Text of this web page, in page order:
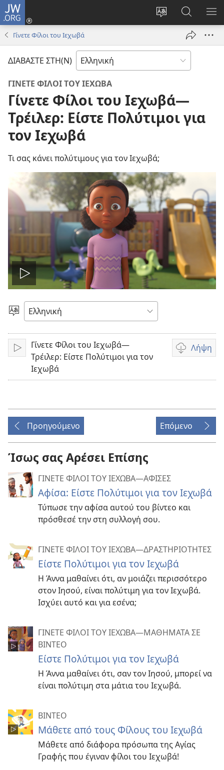
JW.ORG
Αλλαγή
γλώσσας
ιστότοπου
Σύνδεση
(ανοίγει
παράθυρο)
στο
JW.ORG
Γίνετε Φίλοι του Ιεχωβά
ΔΙΑΒΑΣΤΕ ΣΤΗ(Ν)
ΓΙΝΕΤΕ ΦΙΛΟΙ ΤΟΥ ΙΕΧΩΒΑ
Γίνετε Φίλοι του Ιεχωβά—
Τρέιλερ: Είστε Πολύτιμοι για
τον Ιεχωβά
Τι σας κάνει πολύτιμους για τον Ιεχωβά;
Αναπαραγωγή
βίντεο
Επιλέξτε
Γλώσσα
Αναπαραγωγή
Γίνετε Φίλοι του Ιεχωβά—
Τρέιλερ: Είστε Πολύτιμοι για τον
Ιεχωβά
Λήψη
Επιλογές
βίντεο
Προηγούμενο Επόμενο
Ίσως σας Αρέσει Επίσης
ΓΙΝΕΤΕ ΦΙΛΟΙ ΤΟΥ ΙΕΧΩΒΑ—ΑΦΙΣΕΣ
Αφίσα: Είστε Πολύτιμοι για τον Ιεχωβά
Τύπωσε την αφίσα αυτού του βίντεο και
πρόσθεσέ την στη συλλογή σου.
ΓΙΝΕΤΕ ΦΙΛΟΙ ΤΟΥ ΙΕΧΩΒΑ—ΔΡΑΣΤΗΡΙΟΤΗΤΕΣ
Είστε Πολύτιμοι για τον Ιεχωβά
Η Άννα μαθαίνει ότι, αν μοιάζει περισσότερο
στον Ιησού, είναι πολύτιμη για τον Ιεχωβά.
Ισχύει αυτό και για εσένα;
ΓΙΝΕΤΕ ΦΙΛΟΙ ΤΟΥ ΙΕΧΩΒΑ​—ΜΑΘΗΜΑΤΑ ΣΕ
ΒΙΝΤΕΟ
Είστε Πολύτιμοι για τον Ιεχωβά
Η Άννα μαθαίνει ότι, σαν τον Ιησού, μπορεί να
είναι πολύτιμη στα μάτια του Ιεχωβά.
ΒΙΝΤΕΟ
Μάθετε από τους Φίλους του Ιεχωβά
Μάθετε από διάφορα πρόσωπα της Αγίας
Γραφής που έγιναν φίλοι του Ιεχωβά!